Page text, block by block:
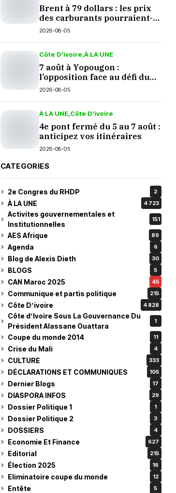
Brent à 79 dollars : les prix
des carburants pourraient-
ils baisser en septembre ?
2026-08-05
Côte D’ivoire À LA UNE
7 août à Yopougon :
l’opposition face au défi du
dialogue
2026-08-05
À LA UNE Côte D’ivoire
4e pont fermé du 5 au 7 août :
anticipez vos itinéraires
2026-08-05
CATEGORIES
2e Congres du RHDP 2
À LA UNE 4 723
Activites gouvernementales et
Institutionnelles
151
AES Afrique 89
Agenda 6
Blog de Alexis Dieth 30
BLOGS 5
CAN Maroc 2025 45
Communique et partis politique 215
Côte D’ivoire 4 828
Côte d’Ivoire Sous La Gouvernance Du
Président Alassane Ouattara
1
Coupe du monde 2014 11
Crise du Mali 4
CULTURE 333
DÉCLARATIONS ET COMMUNIQUES 105
Dernier Blogs 17
DIASPORA INFOS 29
Dossier Politique 1 1
Dossier Politique 2 3
DOSSIERS 4
Economie Et Finance 627
Editorial 215
Élection 2025 16
Eliminatoire coupe du monde 12
Entête 5